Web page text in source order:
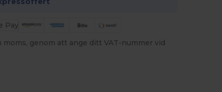
genom att ange ditt VAT-nummer vid